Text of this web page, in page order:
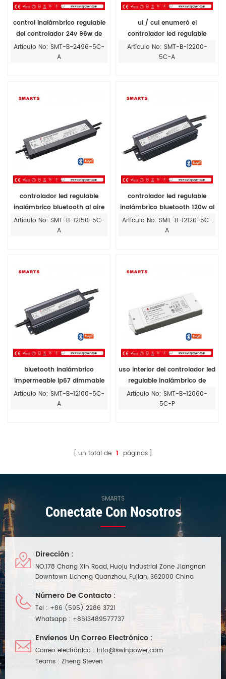
control inalámbrico regulable
del controlador 24v 96w de
voltaje constante de bluetooth
led
Artículo No: SMT-B-2496-5C-
A
ul / cul enumeró el
controlador led regulable
bluetooth sin filker 200w para
luces de cinta led al aire libre
Artículo No: SMT-B-12200-
5C-A
controlador led regulable
inalámbrico bluetooth al aire
libre ip67 12v 150w para
módulos led
Artículo No: SMT-B-12150-5C-
A
controlador led regulable
inalámbrico bluetooth 120w al
aire libre para 5050 tiras led
Artículo No: SMT-B-12120-5C-
A
bluetooth inalámbrico
impermeable ip67 dimmable
led driver 12v 100w para tiras
de led uso al aire libre
Artículo No: SMT-B-12100-5C-
A
uso interior del controlador led
regulable inalámbrico de
bluetooth 12vdc 60w para
luces rgbcw
Artículo No: SMT-B-12060-
5C-P
un total de 1 páginas
SMARTS
Conectate Con Nosotros
Dirección :
NO.178 Chang Xin Road, Huoju Industrial Zone Jiangnan
Downtown Licheng Quanzhou, Fujian, 362000 China
Número De Contacto :
Tel : +86 (595) 2286 3721
Whatsapp : +8613489577737
Envíenos Un Correo Electrónico :
Correo electrónico : info@swinpower.com
Teams : Zheng Steven